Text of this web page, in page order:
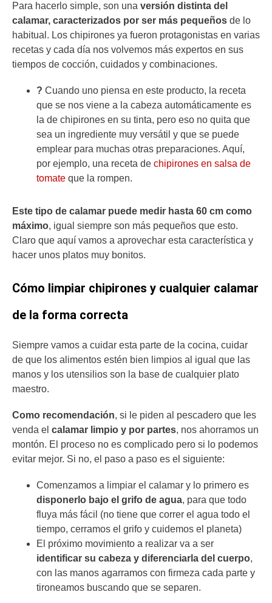
Para hacerlo simple, son una versión distinta del
calamar, caracterizados por ser más pequeños de lo
habitual. Los chipirones ya fueron protagonistas en varias
recetas y cada día nos volvemos más expertos en sus
tiempos de cocción, cuidados y combinaciones.
? Cuando uno piensa en este producto, la receta
que se nos viene a la cabeza automáticamente es
la de chipirones en su tinta, pero eso no quita que
sea un ingrediente muy versátil y que se puede
emplear para muchas otras preparaciones. Aquí,
por ejemplo, una receta de chipirones en salsa de
tomate que la rompen.
Este tipo de calamar puede medir hasta 60 cm como
máximo, igual siempre son más pequeños que esto.
Claro que aquí vamos a aprovechar esta característica y
hacer unos platos muy bonitos.
Cómo limpiar chipirones y cualquier calamar
de la forma correcta
Siempre vamos a cuidar esta parte de la cocina, cuidar
de que los alimentos estén bien limpios al igual que las
manos y los utensilios son la base de cualquier plato
maestro.
Como recomendación, si le piden al pescadero que les
venda el calamar limpio y por partes, nos ahorramos un
montón. El proceso no es complicado pero si lo podemos
evitar mejor. Si no, el paso a paso es el siguiente:
Comenzamos a limpiar el calamar y lo primero es
disponerlo bajo el grifo de agua, para que todo
fluya más fácil (no tiene que correr el agua todo el
tiempo, cerramos el grifo y cuidemos el planeta)
El próximo movimiento a realizar va a ser
identificar su cabeza y diferenciarla del cuerpo,
con las manos agarramos con firmeza cada parte y
tironeamos buscando que se separen.